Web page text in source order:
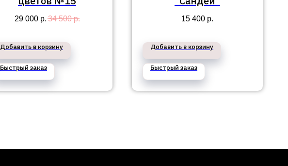
29 000 р. 34 500 р.
Добавить в корзину
Быстрый заказ
15 400 р.
Добавить в корзину
Быстрый заказ